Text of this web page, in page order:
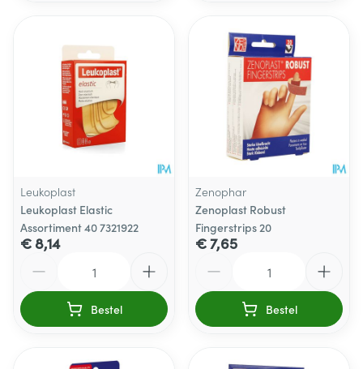
Leukoplast
Leukoplast Elastic
Assortiment 40 7321922
€ 8,14
Bestel
Zenophar
Zenoplast Robust
Fingerstrips 20
€ 7,65
Bestel